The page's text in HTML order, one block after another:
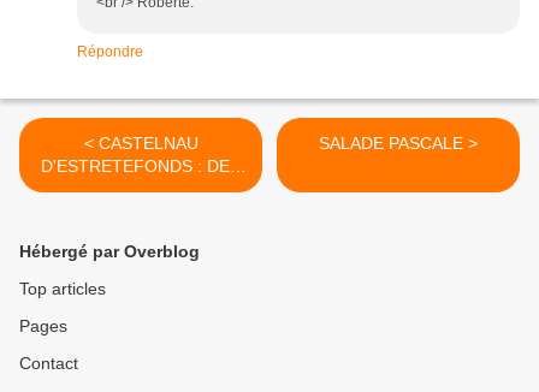
Répondre
< CASTELNAU
D'ESTRETEFONDS : DES
MOUNAS A LA
SALADE PASCALE >
Hébergé par Overblog
Top articles
Pages
Contact